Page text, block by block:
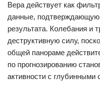
Вера действует как
данные, подтверждающую
результата. Колебания и
деструктивную силу,
общей панораме
по прогнозированию
активности с глубинными